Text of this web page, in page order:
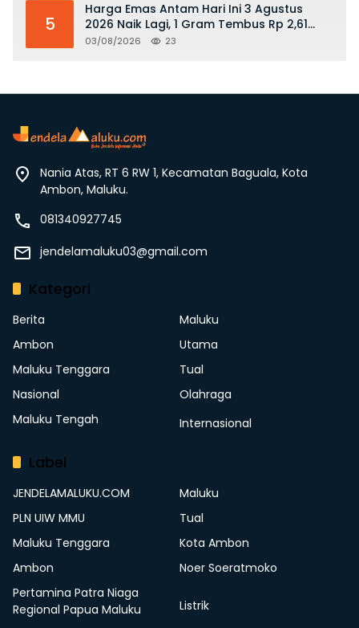
5
Harga Emas Antam Hari Ini 3 Agustus
2026 Naik Lagi, 1 Gram Tembus Rp 2,61
Juta
03/08/2026 23
Nania Atas, RT 6 RW 1, Kecamatan Baguala, Kota
Ambon, Maluku.
081340927745
jendelamaluku03@gmail.com
Kategori
Berita
Maluku
Ambon
Utama
Maluku Tenggara
Tual
Nasional
Olahraga
Maluku Tengah
Internasional
Label
JENDELAMALUKU.COM
Maluku
PLN UIW MMU
Tual
Maluku Tenggara
Kota Ambon
Ambon
Noer Soeratmoko
Pertamina Patra Niaga
Regional Papua Maluku
Listrik